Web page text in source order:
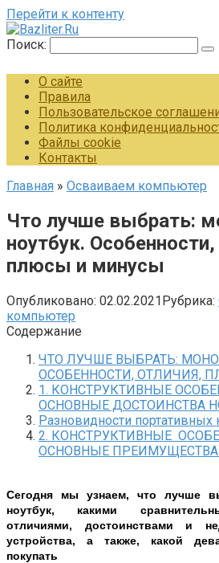
Перейти к контенту
Поиск:
О сайте
Правила
Пользовательское
Политика
Файлы cookie
Контакты
Главная » Осваиваем компьютер
Что лучше выбрать:
ноутбук.
плюсы и минусы
Опубликовано: 02.02.2021Рубрика:
компьютер
Содержание
ЧТО ЛУЧШЕ ВЫБРАТЬ:
ОСОБЕННОСТИ, ОТЛИЧИЯ,
1. КОНСТРУКТИВНЫЕ
ОСНОВНЫЕ ДОСТОИНСТВА
Разновидности портативных
2. КОНСТРУКТИВНЫЕ
ОСНОВНЫЕ
Сегодня мы узнаем, что лучше
ноутбук, какими
отличиями, достоинствами и
устройства, а также, какой
покупать